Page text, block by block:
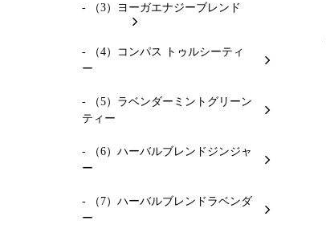
- （3）ヨーガエナジーブレンド
- （4）コンパス トゥルシーティ
ー
- （5）ラベンダーミントグリーン
ティー
- （6）ハーバルブレンドジンジャ
ー
- （7）ハーバルブレンドラベンダ
ー